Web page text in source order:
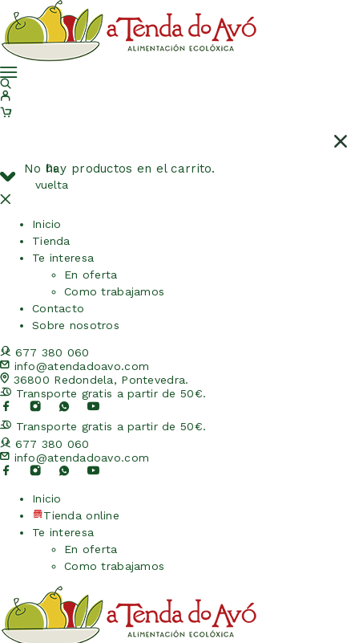
No hay productos en el carrito.
De
vuelta
Inicio
Tienda
Te interesa
En oferta
Como trabajamos
Contacto
Sobre nosotros
677 380 060
info@atendadoavo.com
36800 Redondela, Pontevedra.
Transporte gratis a partir de 50€.
Transporte gratis a partir de 50€.
677 380 060
info@atendadoavo.com
Inicio
Tienda online
Te interesa
En oferta
Como trabajamos